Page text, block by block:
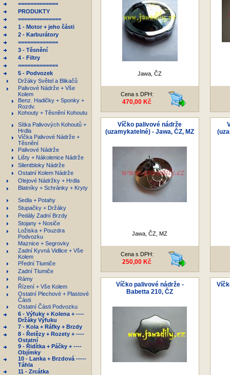
=============
PRODUKTY
==============
1 - Motor + jeho části
2 - Karburátory
=============
3 - Těsnění
4 - Filtry
=============
5 - Podvozek
Držáky Světel a Blikačů
Palivové Nádrže + Vše
Kolem
Benz. Hadičky + Sponky +
Rozdv.
Kohouty + Těsnění Kohoutu
Sítka Palivových Kohoutů +
Hrdla
Víčka Palivové Nádrže +
Těsnění
Palivové Nádrže
Lišty + Nákolenice Nádrže
Silentbloky Nádrže
Ostatní Kolem Nádrže
Olejové Nádržky + Hrdla
Blatníky + Schránky + Kryty
Sedla + Potahy
Stupačky + Držáky
Pedály Zadní Brzdy
Stojany + Nosiče
Ložiska + Pouzdra
Podvozku
Maznice + Segrovky
Zadní Kyvná Vidlice + Vše
Kolem
Přední Tlumiče
Zadní Tlumiče
Rámy
Řízení + Vše Kolem
Ostatní Plechové + Plastové
Části
Ostatní Části Podvozku
6 - Výfuky + Kolena + ----
Držáky Výfuku
7 - Kola + Ráfky + Brzdy
8 - Řetězy + Rozety + ----
Ostatní
9 - Řidítka + Páčky + ----
Objímky
10 - Lanka + Brzdová -----
Táhla
11 - Zrcátka
Jawa, ČZ
Cena s DPH:
470,00 Kč
Víčko palivové nádrže
(uzamykatelné) - Jawa, ČZ, MZ
Jawa, ČZ, MZ
Cena s DPH:
250,00 Kč
Víčko palivové nádrže -
Babetta 210, ČZ